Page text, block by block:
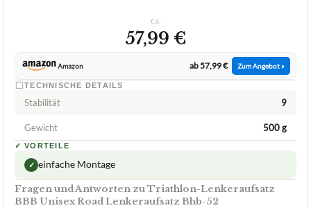
ca.
57,99 €
Amazon ab 57,99 € Zum Angebot »
TECHNISCHE DETAILS
Stabilität 9
Gewicht 500 g
✓ VORTEILE
✓ einfache Montage
Fragen und Antworten zu Triathlon-Lenkeraufsatz
BBB Unisex Road Lenkeraufsatz Bhb-52